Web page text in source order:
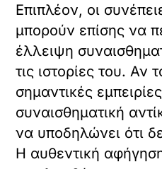
Επιπλέον, οι
μπορούν επίσης να
έλλειψη
τις ιστορίες του. Αν
σημαντικές
συναισθηματική
να υποδηλώνει ότι
Η αυθεντική